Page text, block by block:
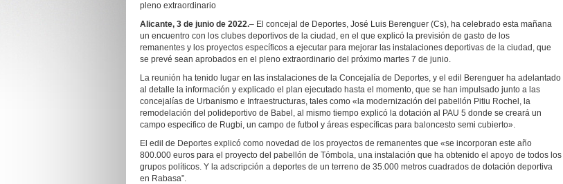
pleno extraordinario
Alicante, 3 de junio de 2022.– El concejal de Deportes, José Luis Berenguer (Cs), ha celebrado esta mañana
un encuentro con los clubes deportivos de la ciudad, en el que explicó la previsión de gasto de los
remanentes y los proyectos específicos a ejecutar para mejorar las instalaciones deportivas de la ciudad, que
se prevé sean aprobados en el pleno extraordinario del próximo martes 7 de junio.
La reunión ha tenido lugar en las instalaciones de la Concejalía de Deportes, y el edil Berenguer ha adelantado
al detalle la información y explicado el plan ejecutado hasta el momento, que se han impulsado junto a las
concejalías de Urbanismo e Infraestructuras, tales como «la modernización del pabellón Pitiu Rochel, la
remodelación del polideportivo de Babel, al mismo tiempo explicó la dotación al PAU 5 donde se creará un
campo especifico de Rugbi, un campo de futbol y áreas específicas para baloncesto semi cubierto».
El edil de Deportes explicó como novedad de los proyectos de remanentes que «se incorporan este año
800.000 euros para el proyecto del pabellón de Tómbola, una instalación que ha obtenido el apoyo de todos los
grupos políticos. Y la adscripción a deportes de un terreno de 35.000 metros cuadrados de dotación deportiva
en Rabasa”.